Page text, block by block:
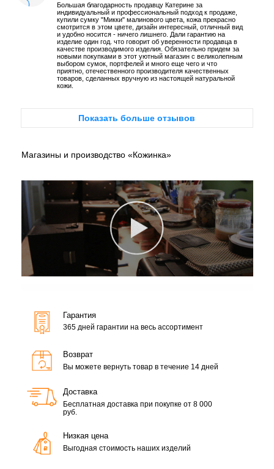
Большая благодарность продавцу Катерине за
индивидуальный и профессиональный подход к продаже,
купили сумку "Микки" малинового цвета, кожа прекрасно
смотрится в этом цвете, дизайн интересный, отличный вид
и удобно носится - ничего лишнего. Дали гарантию на
изделие один год. что говорит об уверенности продавца в
качестве производимого изделия. Обязательно придем за
новыми покупками в этот уютный магазин с великолепным
выбором сумок, портфелей и много еще чего и что
приятно, отечественного производителя качественных
товаров, сделанных вручную из настоящей натуральной
кожи.
Показать больше отзывов
Магазины и производство «Кожинка»
Гарантия
365 дней гарантии на весь ассортимент
Возврат
Вы можете вернуть товар в течение 14 дней
Доставка
Бесплатная доставка при покупке от 8 000
руб.
Низкая цена
Выгодная стоимость наших изделий